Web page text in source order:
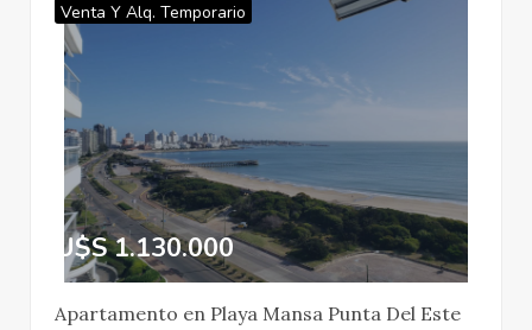
Venta Y Alq. Temporario
U$S 1.130.000
Apartamento en Playa Mansa Punta Del Este